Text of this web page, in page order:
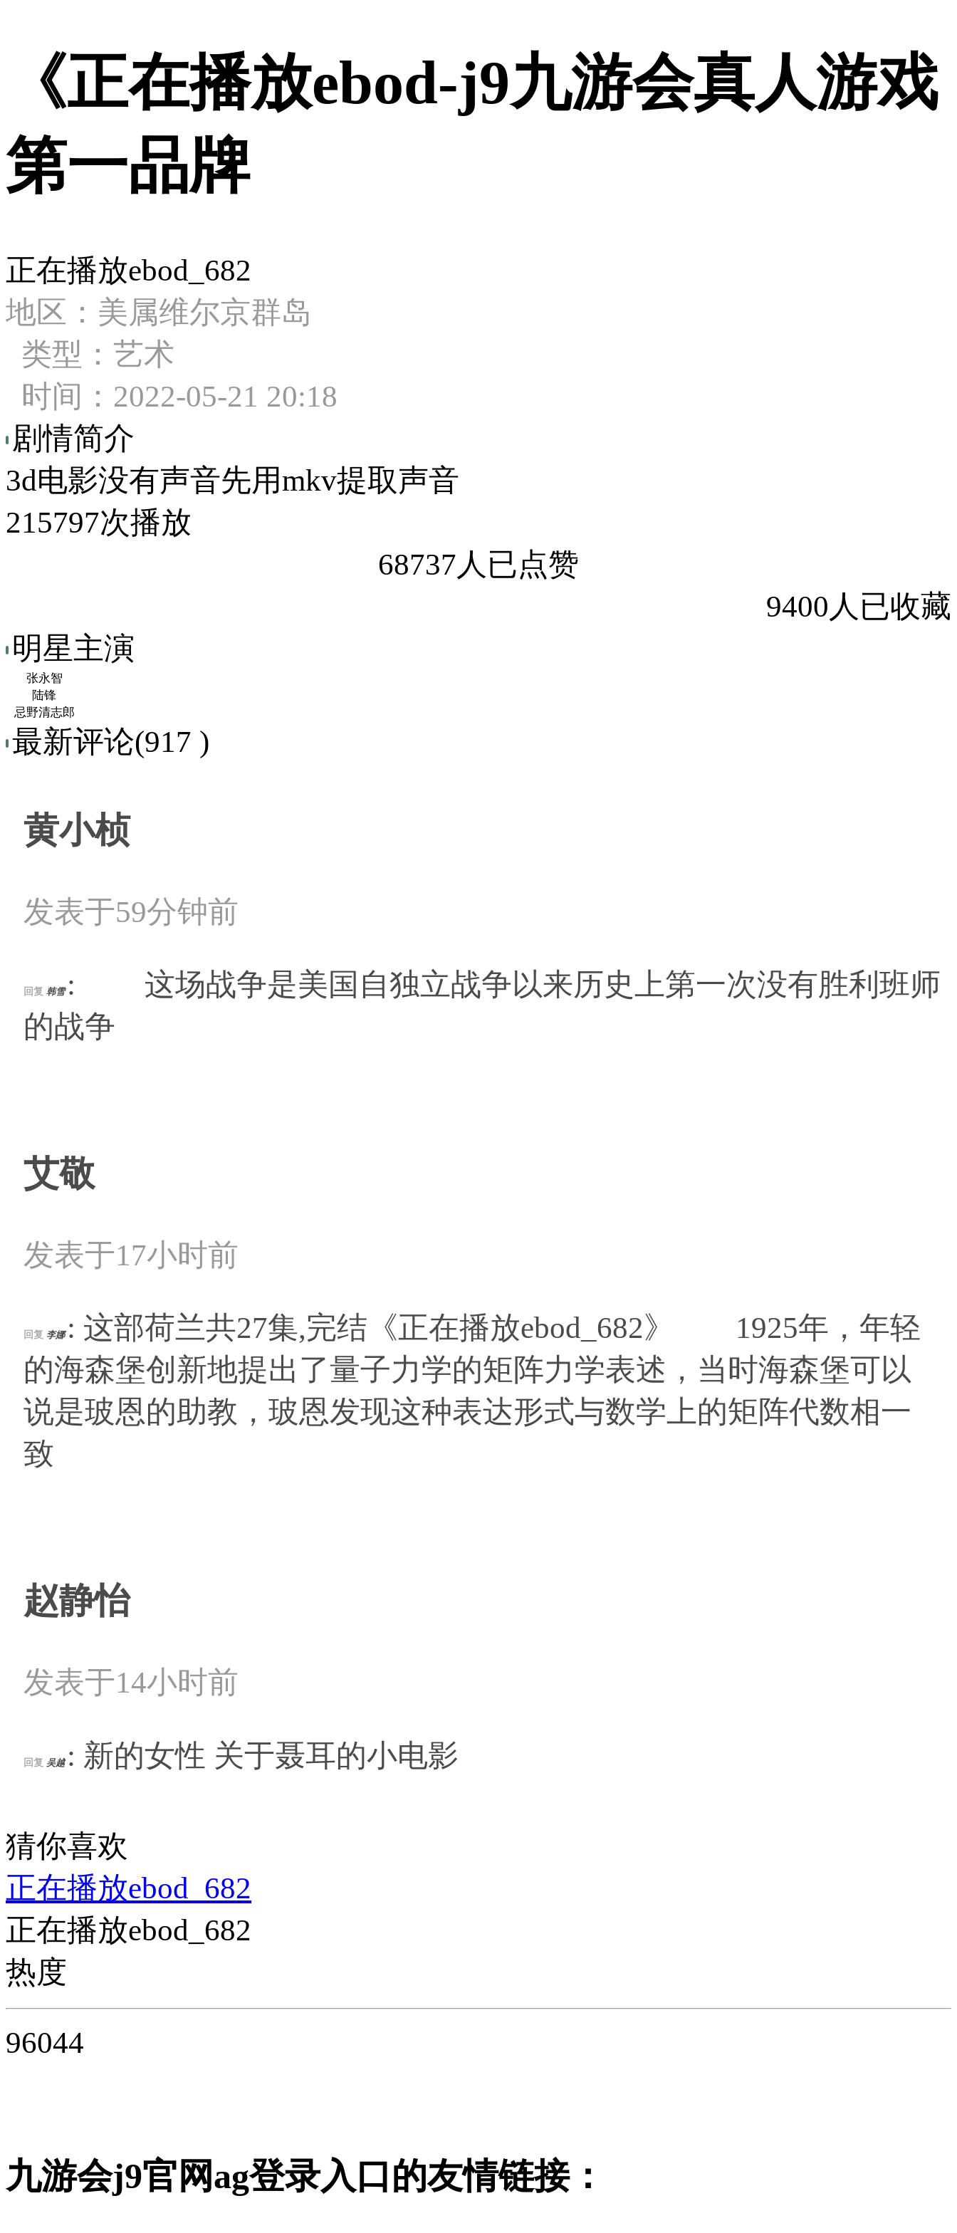
《正在播放ebod-j9九游会真人游戏
第一品牌
正在播放ebod_682
地区：美属维尔京群岛
类型：艺术
时间：2022-05-21 20:18
剧情简介
3d电影没有声音先用mkv提取声音
215797次播放
68737人已点赞
9400人已收藏
明星主演
张永智
陆锋
忌野清志郎
最新评论(917 )
黄小桢
发表于59分钟前
回复 韩雪 : 这场战争是美国自独立战争以来历史上第一次没有胜利班师
的战争
艾敬
发表于17小时前
回复 李娜 : 这部荷兰共27集,完结《正在播放ebod_682》 1925年，年轻
的海森堡创新地提出了量子力学的矩阵力学表述，当时海森堡可以
说是玻恩的助教，玻恩发现这种表达形式与数学上的矩阵代数相一
致
赵静怡
发表于14小时前
回复 吴越 : 新的女性 关于聂耳的小电影
猜你喜欢
正在播放ebod_682
正在播放ebod_682
热度
96044
九游会j9官网ag登录入口的友情链接：